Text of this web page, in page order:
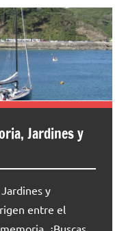
Jardines y
y
entre el